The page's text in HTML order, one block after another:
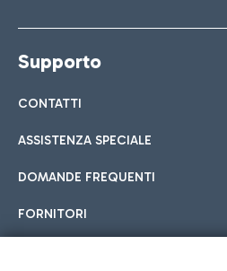
Supporto
CONTATTI
ASSISTENZA SPECIALE
DOMANDE FREQUENTI
FORNITORI